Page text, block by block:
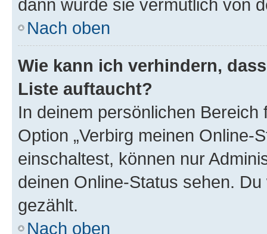
dann wurde sie vermutlich von
Nach oben
Wie kann ich verhindern,
Liste auftaucht?
In deinem persönlichen
Option „Verbirg meinen Online-
einschaltest, können nur
deinen Online-Status sehen.
gezählt.
Nach oben